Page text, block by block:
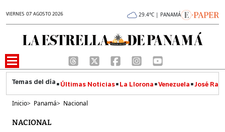
VIERNES 07 AGOSTO 2026 29.4°C | PANAMÁ
Últimas Noticias La Llorona Venezuela José
Inicio> Panamá> Nacional
NACIONAL